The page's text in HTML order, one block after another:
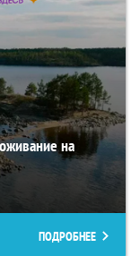
на
ПОДРОБНЕЕ